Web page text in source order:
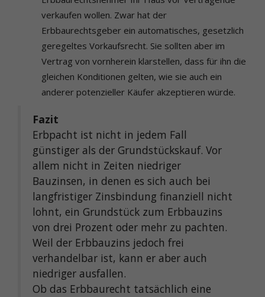
verkaufen wollen. Zwar hat der
Erbbaurechtsgeber ein automatisches, gesetzlich
geregeltes Vorkaufsrecht. Sie sollten aber im
Vertrag von vornherein klarstellen, dass für ihn die
gleichen Konditionen gelten, wie sie auch ein
anderer potenzieller Käufer akzeptieren würde.
Fazit
Erbpacht ist nicht in jedem Fall
günstiger als der Grundstückskauf. Vor
allem nicht in Zeiten niedriger
Bauzinsen, in denen es sich auch bei
langfristiger Zinsbindung finanziell nicht
lohnt, ein Grundstück zum Erbbauzins
von drei Prozent oder mehr zu pachten.
Weil der Erbbauzins jedoch frei
verhandelbar ist, kann er aber auch
niedriger ausfallen.
Ob das Erbbaurecht tatsächlich eine